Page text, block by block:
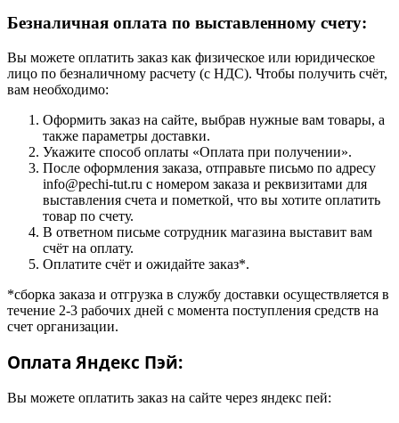
Безналичная оплата по выставленному счету:
Вы можете оплатить заказ как физическое или юридическое
лицо по безналичному расчету (с НДС). Чтобы получить счёт,
вам необходимо:
Оформить заказ на сайте, выбрав нужные вам товары, а
также параметры доставки.
Укажите способ оплаты «Оплата при получении».
После оформления заказа, отправьте письмо по адресу
info@pechi-tut.ru с номером заказа и реквизитами для
выставления счета и пометкой, что вы хотите оплатить
товар по счету.
В ответном письме сотрудник магазина выставит вам
счёт на оплату.
Оплатите счёт и ожидайте заказ*.
*сборка заказа и отгрузка в службу доставки осуществляется в
течение 2-3 рабочих дней с момента поступления средств на
счет организации.
Оплата Яндекс Пэй:
Вы можете оплатить заказ на сайте через яндекс пей: